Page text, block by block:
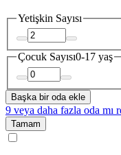
Yetişkin Sayısı
Çocuk Sayısı0-17 yaş
Başka bir oda ekle
9 veya daha fazla oda mı
Tamam